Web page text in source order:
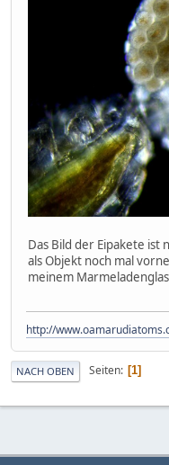
Das Bild der Eipakete ist
als Objekt noch mal
meinem
http://
NACH OBEN Seiten 1